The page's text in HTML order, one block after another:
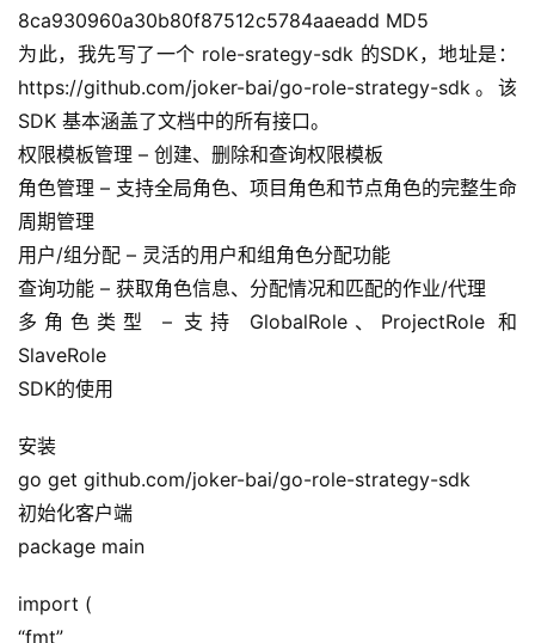
8ca930960a30b80f87512c5784aaeadd MD5
为此，我先写了一个 role-srategy-sdk 的SDK，地址是：
https://github.com/joker-bai/go-role-strategy-sdk。该
SDK 基本涵盖了文档中的所有接口。
权限模板管理 – 创建、删除和查询权限模板
角色管理 – 支持全局角色、项目角色和节点角色的完整生命
周期管理
用户/组分配 – 灵活的用户和组角色分配功能
查询功能 – 获取角色信息、分配情况和匹配的作业/代理
多角色类型 – 支持 GlobalRole、ProjectRole 和
SlaveRole
SDK的使用
安装
go get github.com/joker-bai/go-role-strategy-sdk
初始化客户端
package main
import (
“fmt”